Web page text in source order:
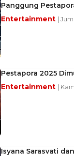
Panggung
Entertainment |
Pestapora 2025
Entertainment |
Isyana Sarasvati